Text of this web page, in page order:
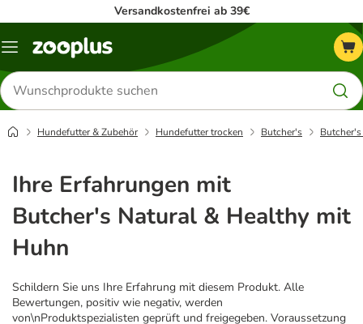
Versandkostenfrei ab 39€
Menü
Produkte
suchen
Hundefutter & Zubehör Hundefutter trocken Butcher's
Ihre Erfahrungen mit
Butcher's Natural & Healthy mit
Huhn
Schildern Sie uns Ihre Erfahrung mit diesem Produkt. Alle
Bewertungen, positiv wie negativ, werden
von\nProduktspezialisten geprüft und freigegeben. Voraussetzung